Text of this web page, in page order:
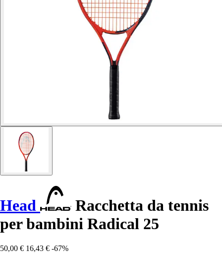
Head
Racchetta da tennis
per bambini Radical 25
50,00 € 16,43 € -67%